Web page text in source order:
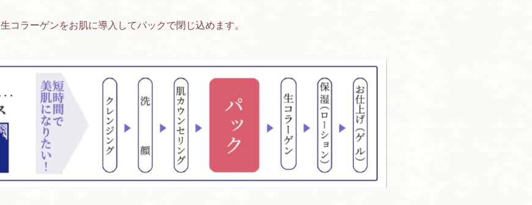
生コラーゲンをお肌に導入してパックで閉じ込めます。